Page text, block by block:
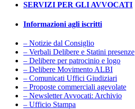
SERVIZI PER GLI AVVOCATI
Informazioni agli iscritti
– Notizie dal Consiglio
– Verbali Delibere e Statini presenze
– Delibere per patrocinio e logo
– Delibere Movimento ALBI
– Comunicati Uffici Giudiziari
– Proposte commerciali agevolate
– Newsletter Avvocati: Archivio
– Ufficio Stampa